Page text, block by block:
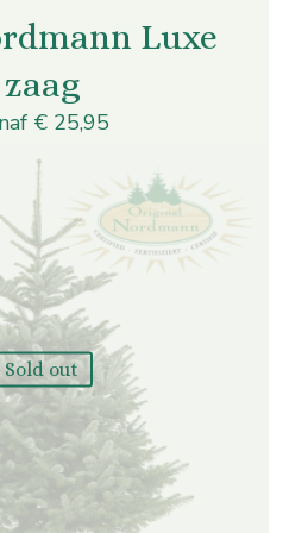
meerdere
variaties.
Deze
optie
kan
worden
productpagina
Luxe
zaag
€ 25,95
Sold out